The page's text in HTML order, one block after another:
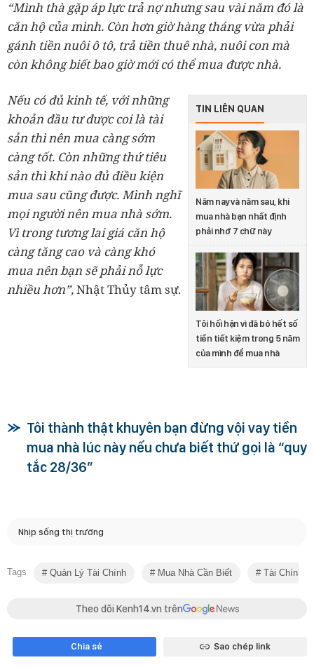
“Mình thà gặp áp lực trả nợ nhưng sau vài năm đó là
căn hộ của mình. Còn hơn giờ hàng tháng vừa phải
gánh tiền nuôi ô tô, trả tiền thuê nhà, nuôi con mà
còn không biết bao giờ mới có thể mua được nhà.
TIN LIÊN QUAN
Năm nay và năm sau, khi
mua nhà bạn nhất định
phải nhớ 7 chữ này
Tôi hối hận vì đã bỏ hết số
tiền tiết kiệm trong 5 năm
của mình để mua nhà
Nếu có đủ kinh tế, với những
khoản đầu tư được coi là tài
sản thì nên mua càng sớm
càng tốt. Còn những thứ tiêu
sản thì khi nào đủ điều kiện
mua sau cũng được. Mình nghĩ
mọi người nên mua nhà sớm.
Vì trong tương lai giá căn hộ
càng tăng cao và càng khó
mua nên bạn sẽ phải nỗ lực
nhiều hơn”,Nhật Thủy tâm sự.
Tôi thành thật khuyên bạn đừng vội vay tiền
mua nhà lúc này nếu chưa biết thứ gọi là “quy
tắc 28/36”
Nhịp sống thị trường
Tags Quản Lý Tài Chính Mua Nhà Cần Biết Tài Chính
Theo dõi Kenh14.vn trên
Chia sẻ Sao chép link